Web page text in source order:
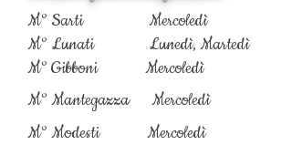
M° Sarti Mercoledì
M° Lunati Lunedì, Martedì
M° Gibboni Mercoledì
M° Mantegazza Mercoledì
M° Modesti Mercoledì